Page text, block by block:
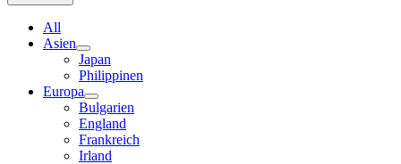
All
Asien
Japan
Philippinen
Europa
Bulgarien
England
Frankreich
Irland